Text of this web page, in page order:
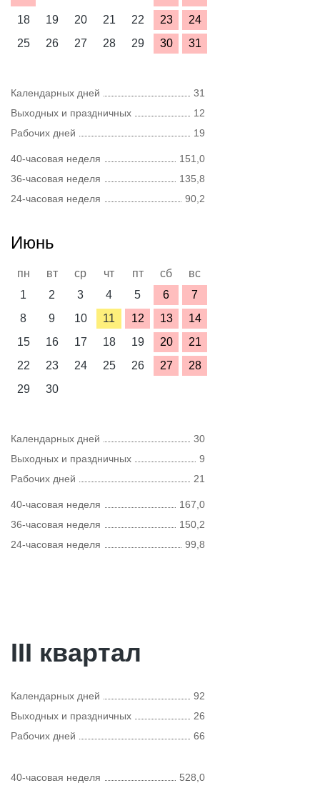
18
19 20 21 22 23
24
25
26 27 28 29 30 31
Календарных дней
31
Выходных и праздничных
12
Рабочих дней
19
40-часовая неделя
151,0
36-часовая неделя
135,8
24-часовая неделя
90,2
Июнь
пн вт ср чт пт сб
вс
1
2 3 4 5 6
7
8
9 10 11 12 13
14
15
16 17 18 19 20
21
22
23 24 25 26 27
28
29
30
Календарных дней
30
Выходных и праздничных
9
Рабочих дней
21
40-часовая неделя
167,0
36-часовая неделя
150,2
24-часовая неделя
99,8
III квартал
Календарных дней
92
Выходных и праздничных
26
Рабочих дней
66
40-часовая неделя 528,0